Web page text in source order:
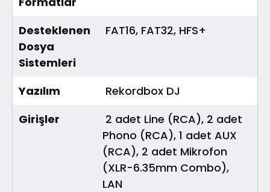
Desteklenen
Dosya
Sistemleri
FAT16, FAT32, HFS+
Yazılım
Rekordbox DJ
Girişler
2 adet Line (RCA), 2 adet
Phono (RCA), 1 adet AUX
(RCA), 2 adet Mikrofon
(XLR-6.35mm Combo),
LAN